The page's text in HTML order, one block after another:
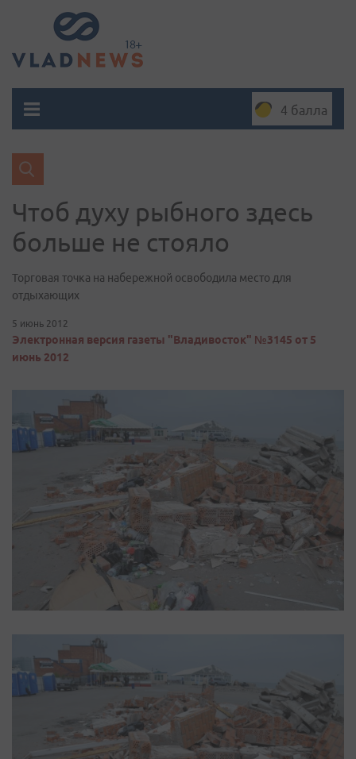
4 балла
Чтоб духу рыбного здесь
больше не стояло
Торговая точка на набережной освободила место для
отдыхающих
5 июнь 2012
Электронная версия газеты "Владивосток" №3145 от 5
июнь 2012